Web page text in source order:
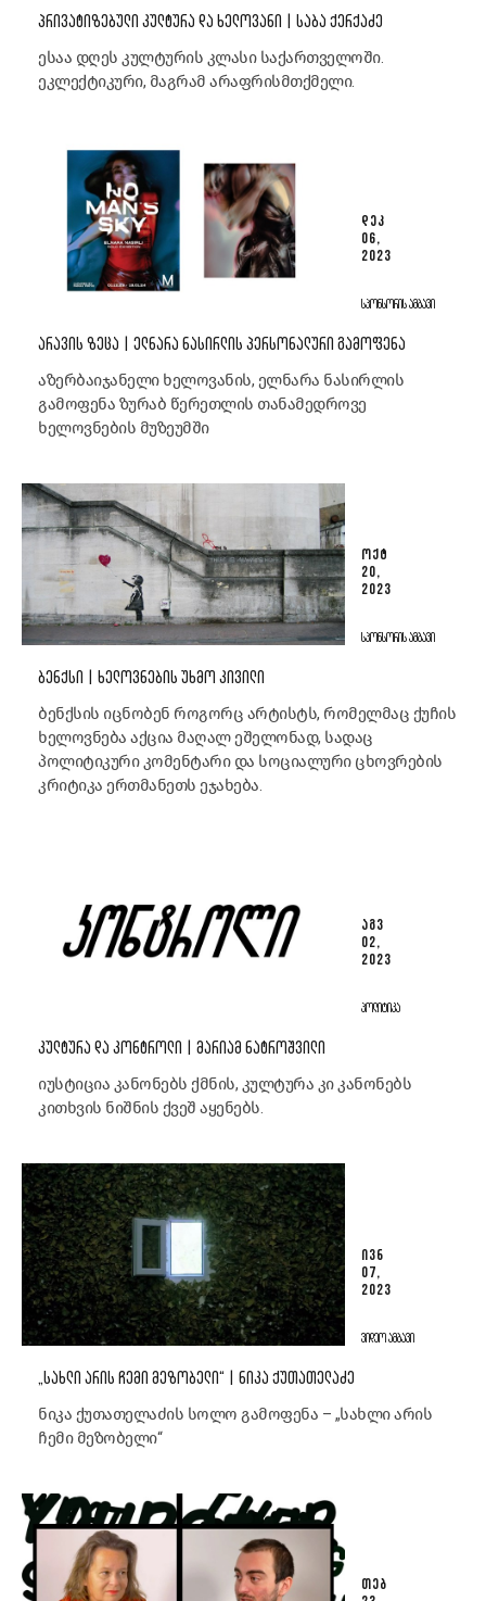
ᲞᲠᲘᲕᲐᲢᲘᲖᲔᲑᲣᲚᲘ ᲙᲣᲚᲢᲣᲠᲐ ᲓᲐ ᲮᲔᲚᲝᲕᲐᲜᲘ | ᲡᲐᲑᲐ ᲥᲔᲠᲥᲐᲫᲔ
ესაა დღეს კულტურის კლასი საქართველოში.
ეკლექტიკური, მაგრამ არაფრისმთქმელი.
ᲓᲔᲙ
06,
2023
ᲡᲞᲝᲜᲡᲝᲠᲘᲡ ᲐᲛᲑᲐᲕᲘ
ᲐᲠᲐᲕᲘᲡ ᲖᲔᲪᲐ | ᲔᲚᲜᲐᲠᲐ ᲜᲐᲡᲘᲠᲚᲘᲡ ᲞᲔᲠᲡᲝᲜᲐᲚᲣᲠᲘ ᲒᲐᲛᲝᲤᲔᲜᲐ
აზერბაიჯანელი ხელოვანის, ელნარა ნასირლის
გამოფენა ზურაბ წერეთლის თანამედროვე
ხელოვნების მუზეუმში
ᲝᲥᲢ
20,
2023
ᲡᲞᲝᲜᲡᲝᲠᲘᲡ ᲐᲛᲑᲐᲕᲘ
ᲑᲔᲜᲥᲡᲘ | ᲮᲔᲚᲝᲕᲜᲔᲑᲘᲡ ᲣᲮᲛᲝ ᲙᲘᲕᲘᲚᲘ
ბენქსის იცნობენ როგორც არტისტს, რომელმაც ქუჩის
ხელოვნება აქცია მაღალ ეშელონად, სადაც
პოლიტიკური კომენტარი და სოციალური ცხოვრების
კრიტიკა ერთმანეთს ეჯახება.
ᲐᲒᲕ
02,
2023
ᲞᲝᲚᲘᲢᲘᲙᲐ
ᲙᲣᲚᲢᲣᲠᲐ ᲓᲐ ᲙᲝᲜᲢᲠᲝᲚᲘ | ᲛᲐᲠᲘᲐᲛ ᲜᲐᲢᲠᲝᲨᲕᲘᲚᲘ
იუსტიცია კანონებს ქმნის, კულტურა კი კანონებს
კითხვის ნიშნის ქვეშ აყენებს.
ᲘᲕᲜ
07,
2023
ᲕᲘᲓᲔᲝ ᲐᲛᲑᲐᲕᲘ
„ᲡᲐᲮᲚᲘ ᲐᲠᲘᲡ ᲩᲔᲛᲘ ᲛᲔᲖᲝᲑᲔᲚᲘ“ | ᲜᲘᲙᲐ ᲥᲣᲗᲐᲗᲔᲚᲐᲫᲔ
ნიკა ქუთათელაძის სოლო გამოფენა – „სახლი არის
ჩემი მეზობელი“
ᲗᲔᲑ